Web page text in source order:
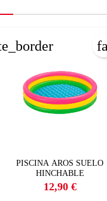
PISCINA AROS SUELO
HINCHABLE
Precio
12,90 €